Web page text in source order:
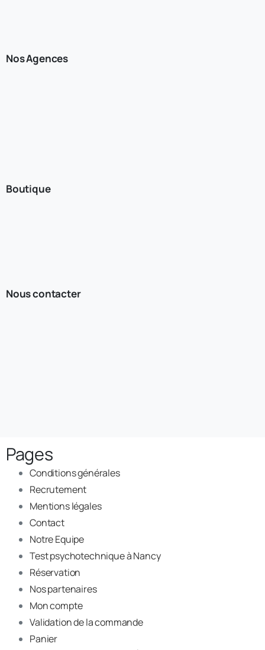
Nos Agences
Boutique
Nous contacter
Pages
Conditions générales
Recrutement
Mentions légales
Contact
Notre Equipe
Test psychotechnique à Nancy
Réservation
Nos partenaires
Mon compte
Validation de la commande
Panier